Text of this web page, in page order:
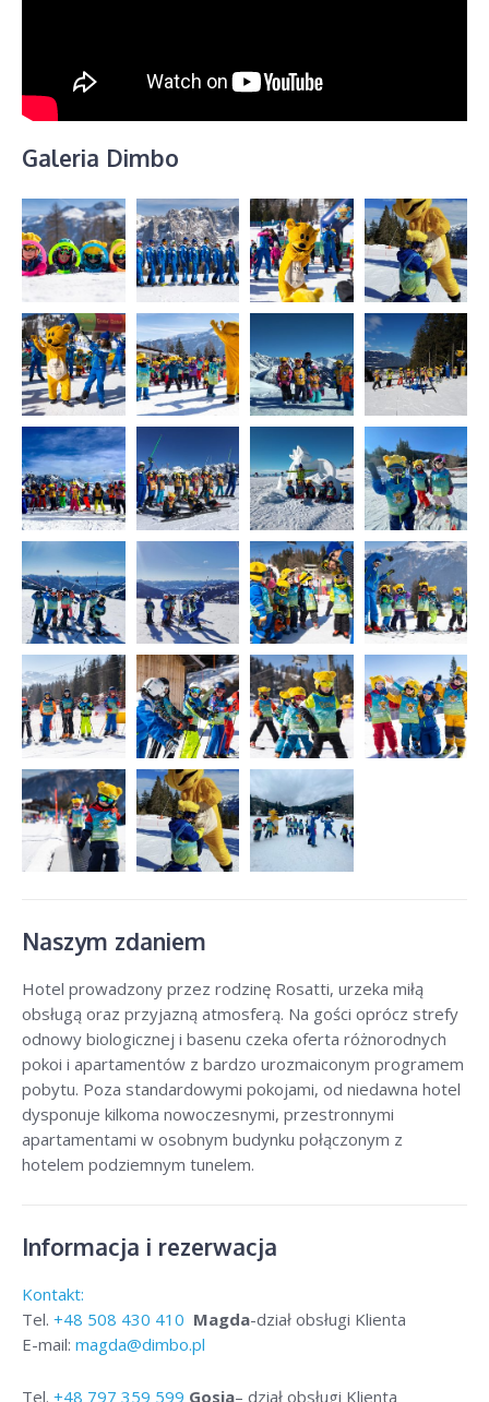
Galeria Dimbo
Naszym zdaniem
Hotel prowadzony przez rodzinę Rosatti, urzeka miłą
obsługą oraz przyjazną atmosferą. Na gości oprócz strefy
odnowy biologicznej i basenu czeka oferta różnorodnych
pokoi i apartamentów z bardzo urozmaiconym programem
pobytu. Poza standardowymi pokojami, od niedawna hotel
dysponuje kilkoma nowoczesnymi, przestronnymi
apartamentami w osobnym budynku połączonym z
hotelem podziemnym tunelem.
Informacja i rezerwacja
Kontakt:
Tel. +48 508 430 410 Magda-dział obsługi Klienta
E-mail: magda@dimbo.pl
Tel. +48 797 359 599 Gosia– dział obsługi Klienta